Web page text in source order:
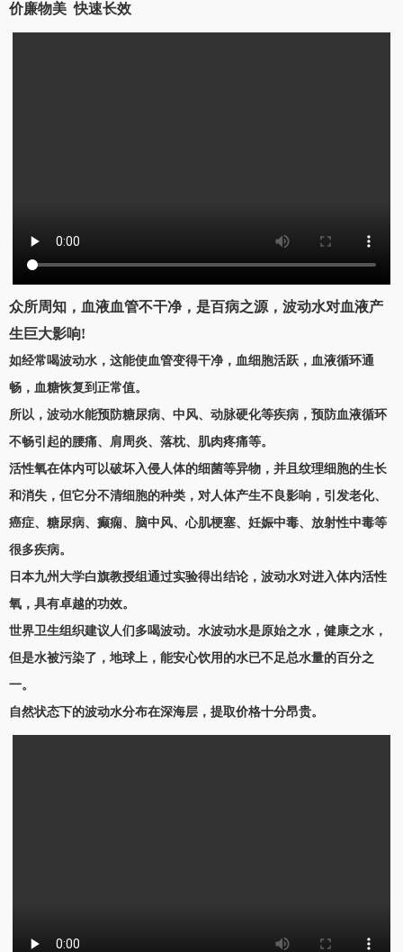
价廉物美 快速长效
众所周知，血液血管不干净，是百病之源，波动水对血液产
生巨大影响!
如经常喝波动水，这能使血管变得干净，血细胞活跃，血液循环通
畅，血糖恢复到正常值。
所以，波动水能预防糖尿病、中风、动脉硬化等疾病，预防血液循环
不畅引起的腰痛、肩周炎、落枕、肌肉疼痛等。
活性氧在体内可以破坏入侵人体的细菌等异物，并且纹理细胞的生长
和消失，但它分不清细胞的种类，对人体产生不良影响，引发老化、
癌症、糖尿病、癫痫、脑中风、心肌梗塞、妊娠中毒、放射性中毒等
很多疾病。
日本九州大学白旗教授组通过实验得出结论，波动水对进入体内活性
氧，具有卓越的功效。
世界卫生组织建议人们多喝波动。水波动水是原始之水，健康之水，
但是水被污染了，地球上，能安心饮用的水已不足总水量的百分之
一。
自然状态下的波动水分布在深海层，提取价格十分昂贵。